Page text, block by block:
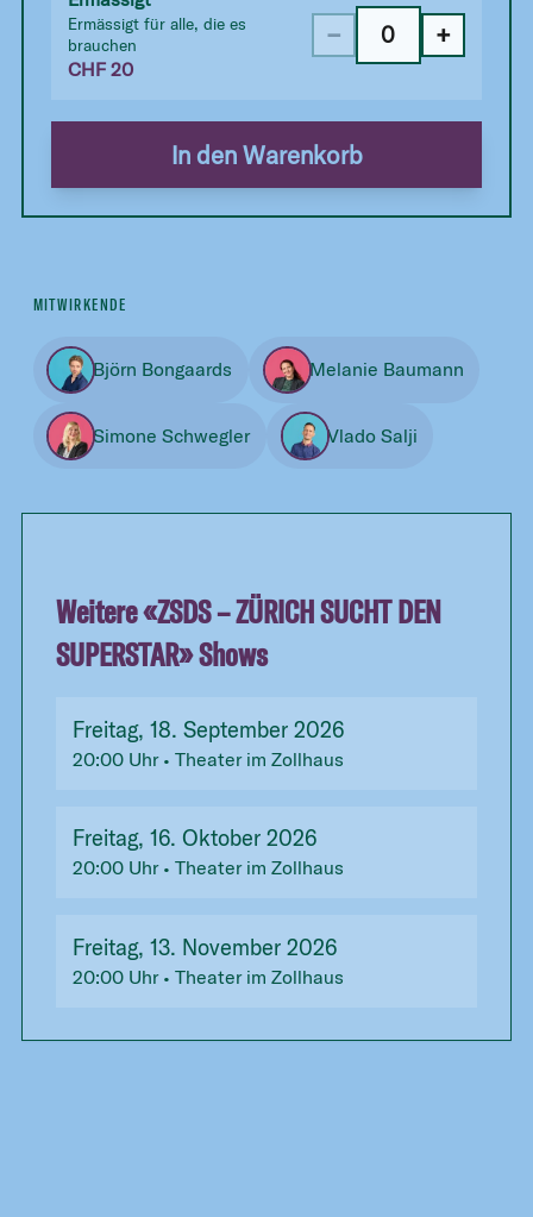
Ermässigt für alle, die es
brauchen
CHF20
− +
In den Warenkorb
MITWIRKENDE
Björn Bongaards Melanie Baumann
Simone Schwegler Vlado Salji
Weitere «ZSDS – ZÜRICH SUCHT DEN
SUPERSTAR» Shows
Freitag, 18. September 2026
20:00Uhr• Theater im Zollhaus
Freitag, 16. Oktober 2026
20:00Uhr• Theater im Zollhaus
Freitag, 13. November 2026
20:00Uhr• Theater im Zollhaus